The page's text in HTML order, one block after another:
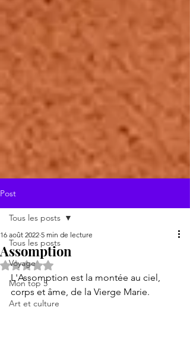
Post
Tous les posts
Voyage
Mon top 5
Art et culture
Tous les posts
Assomption
16 août 2022 5 min de lecture
Noté NaN étoiles sur 5.
L'Assomption est la montée au ciel,
corps et âme, de la Vierge Marie.